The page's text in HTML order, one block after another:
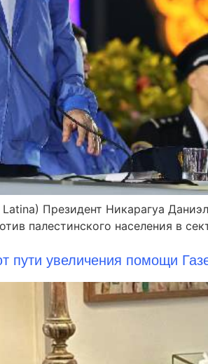
Президент Никарагуа
палестинского населения в
пути увеличения помощи